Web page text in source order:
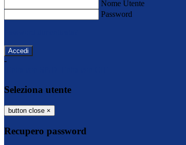
Nome Utente
Password
-
Seleziona utente
button close ×
Recupero password